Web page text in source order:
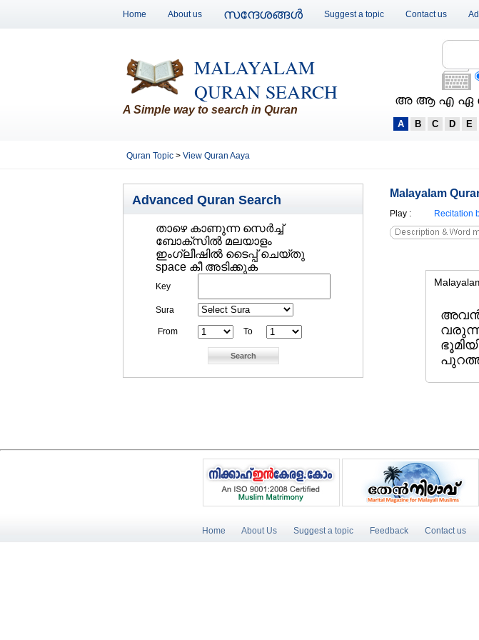
Home About us സന്ദേശങ്ങള്‍ Suggest a topic Contact us
MALAYALAM
QURAN SEARCH
A Simple way to search in Quran
അ ആ എ ഏ
A B C D E
Quran Topic > View Quran Aaya
Advanced Quran Search
താഴെ കാണുന്ന സെര്‍ച്ച്‌
ബോക്സില്‍ മലയാളം
ഇംഗ്ലീഷില്‍ ടൈപ്പ് ചെയ്തു
space കീ അടിക്കുക
Key
Sura
From To
Malayalam
Play : Recitation
Home About Us Suggest a topic Feedback Contact us